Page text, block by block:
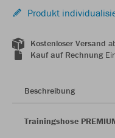
Produkt
Kostenloser Versand
Kauf auf Rechnung
Beschreibung
Trainingshose